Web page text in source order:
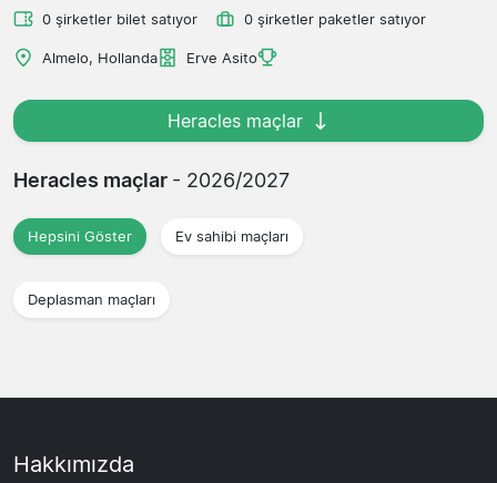
0 şirketler bilet satıyor 0 şirketler paketler satıyor
Almelo, Hollanda Erve Asito
Heracles maçlar
Heracles maçlar - 2026/2027
Hepsini Göster Ev sahibi maçları
Deplasman maçları
Hakkımızda